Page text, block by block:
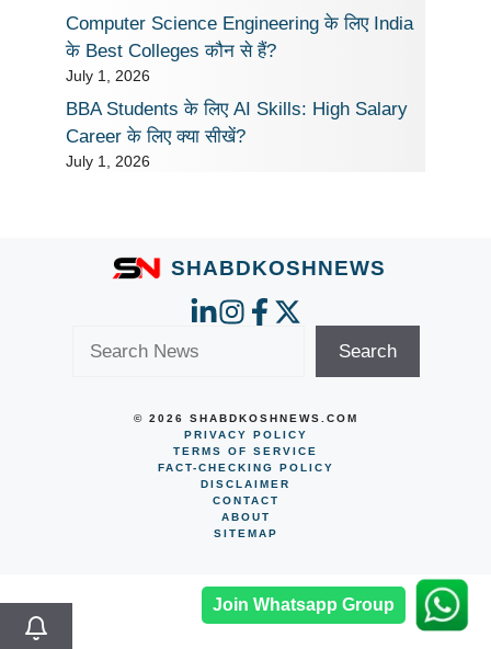
Computer Science Engineering के लिए India
के Best Colleges कौन से हैं?
July 1, 2026
BBA Students के लिए AI Skills: High Salary
Career के लिए क्या सीखें?
July 1, 2026
SHABDKOSHNEWS
Search
© 2026 SHABDKOSHNEWS.COM
PRIVACY POLICY
TERMS OF SERVICE
FACT-CHECKING POLICY
DISCLAIMER
CONTACT
ABOUT
SITEMAP
Join Whatsapp Group